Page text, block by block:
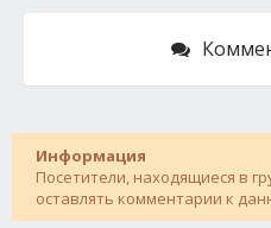
Информация
Посетители, находящиеся в
оставлять комментарии к